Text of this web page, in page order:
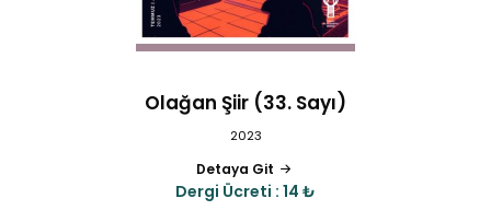
Olağan Şiir (33. Sayı)
2023
Detaya Git
Dergi Ücreti : 14 ₺